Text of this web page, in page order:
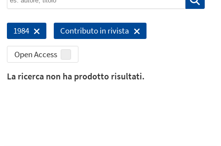
1984 Contributo in rivista
Open Access
La ricerca non ha prodotto risultati.